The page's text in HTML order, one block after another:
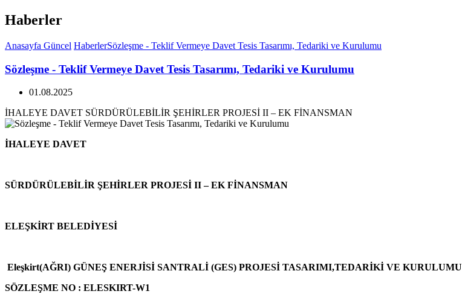
Haberler
Anasayfa Güncel HaberlerSözleşme - Teklif Vermeye Davet Tesis Tasarımı, Tedariki ve Kurulumu
Sözleşme - Teklif Vermeye Davet Tesis Tasarımı, Tedariki ve Kurulumu
01.08.2025
İHALEYE DAVET SÜRDÜRÜLEBİLİR ŞEHİRLER PROJESİ II – EK FİNANSMAN
İHALEYE DAVET
SÜRDÜRÜLEBİLİR ŞEHİRLER PROJESİ II – EK FİNANSMAN
ELEŞKİRT BELEDİYESİ
Eleşkirt(AĞRI) GÜNEŞ ENERJİSİ SANTRALİ (GES) PROJESİ TASARIMI,TEDARİKİ VE KURULUMU
SÖZLEŞME NO : ELESKIRT-W1